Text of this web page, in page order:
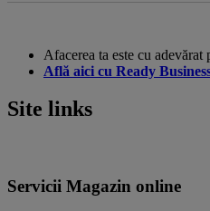
Afacerea ta este cu
Află aici cu Ready
Site links
Servicii Magazin online